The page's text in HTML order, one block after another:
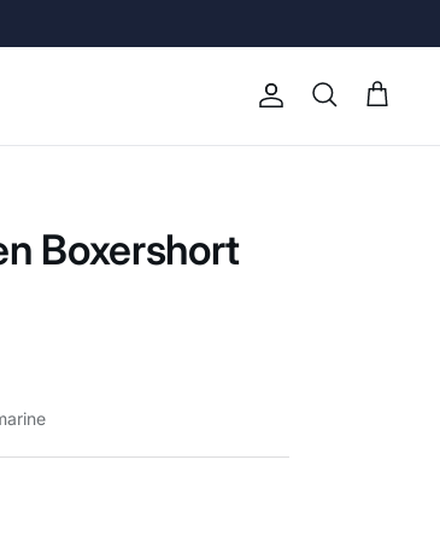
Account
Zoeken
Boxershort